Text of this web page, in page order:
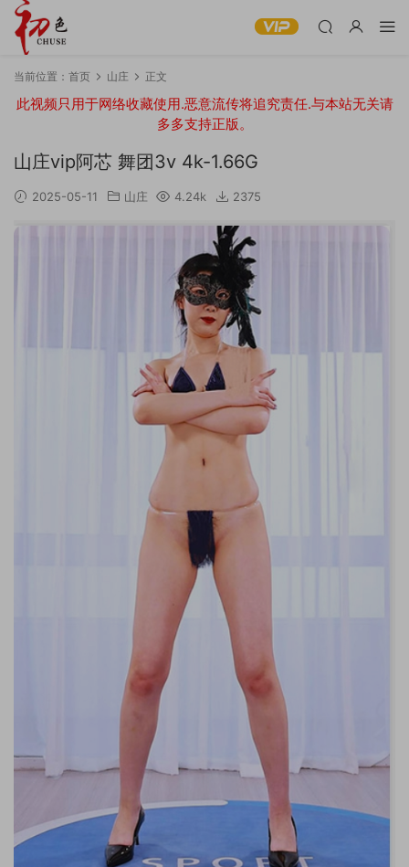
当前位置： 首页 山庄 正文
此视频只用于网络收藏使用.恶意流传将追究责任.与本站无关请
多多支持正版。
山庄vip阿芯 舞团3v 4k-1.66G
2025-05-11 山庄 4.24k 2375